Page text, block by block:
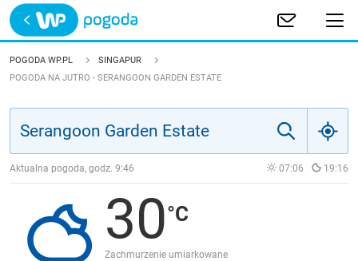
Trwa ładowanie
POLSKA
JAKOŚĆ POWIETRZA
POGODA WP.PL
SINGAPUR
POGODA NA JUTRO - SERANGOON GARDEN ESTATE
Aktualna pogoda, godz. 9:46 07:06 19:16
30
Zachmurzenie umiarkowane